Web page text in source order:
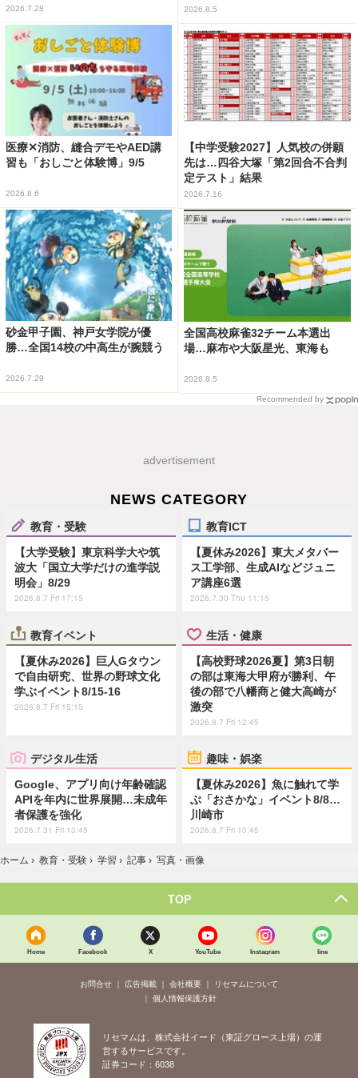
2026.7.28 2026.8.5
医療✕消防、縫合デモやAED講
習も「おしごと体験博」9/5
2026.8.6
【中学受験2027】人気校の併願
先は…四谷大塚「第2回合不合判
定テスト」結果
2026.7.16
砂金甲子園、神戸女学院が優
勝…全国14校の中高生が腕競う
2026.7.29
全国高校麻雀32チーム本選出
場…麻布や大阪星光、東海も
2026.8.5
Recommended by
advertisement
NEWS CATEGORY
教育・受験
【大学受験】東京科学大や筑
波大「国立大学だけの進学説
明会」8/29
2026.8.7 Fri 17:15
教育ICT
【夏休み2026】東大メタバー
ス工学部、生成AIなどジュニ
ア講座6選
2026.7.30 Thu 11:15
教育イベント
【夏休み2026】巨人Gタウン
で自由研究、世界の野球文化
学ぶイベント8/15-16
2026.8.7 Fri 15:15
生活・健康
【高校野球2026夏】第3日朝
の部は東海大甲府が勝利、午
後の部で八幡商と健大高崎が
激突
2026.8.7 Fri 12:45
デジタル生活
Google、アプリ向け年齢確認
APIを年内に世界展開…未成年
者保護を強化
2026.7.31 Fri 13:45
趣味・娯楽
【夏休み2026】魚に触れて学
ぶ「おさかな」イベント8/8…
川崎市
2026.8.7 Fri 10:45
ホーム › 教育・受験 › 学習 › 記事 › 写真・画像
TOP
Home Facebook X YouTube Instagram line
お問合せ 広告掲載 会社概要
リセマムについて
個人情報保護方針
リセマムは、株式会社イード（東証グロース上場）の運
営するサービスです。
証券コード：6038